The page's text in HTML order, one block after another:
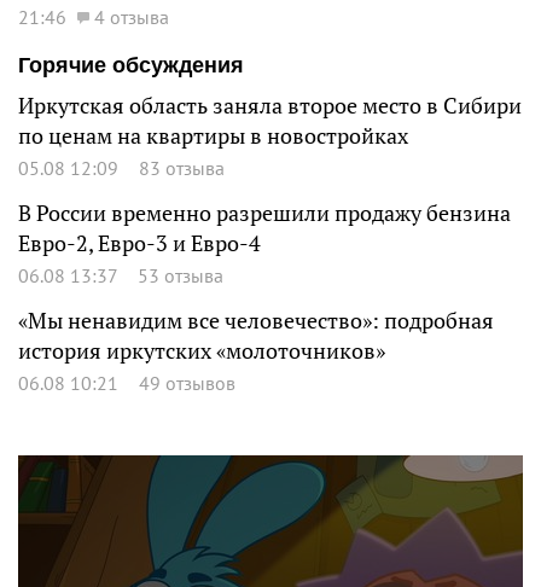
21:46
4 отзыва
Горячие обсуждения
Иркутская область заняла второе место в Сибири
по ценам на квартиры в новостройках
05.08 12:09 83 отзыва
В России временно разрешили продажу бензина
Евро-2, Евро-3 и Евро-4
06.08 13:37 53 отзыва
«Мы ненавидим все человечество»: подробная
история иркутских «молоточников»
06.08 10:21 49 отзывов